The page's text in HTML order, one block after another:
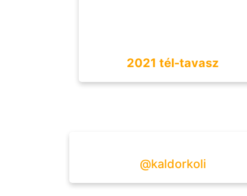
2021 tél-tavasz
@kaldorkoli